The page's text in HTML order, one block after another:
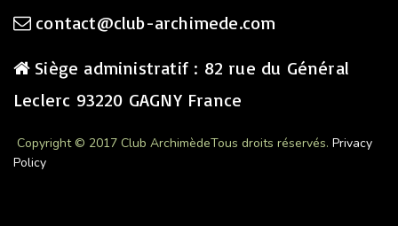
contact@club-archimede.com
Siège administratif : 82 rue du Général
Leclerc 93220 GAGNY France
Copyright © 2017 Club ArchimèdeTous droits réservés. Privacy
Policy